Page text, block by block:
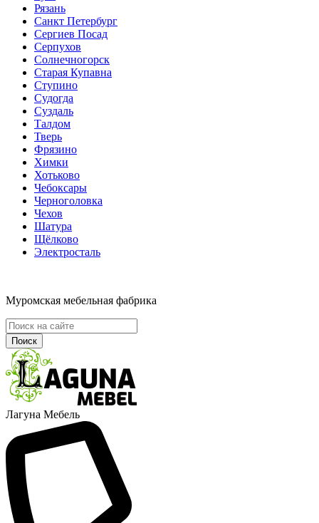
Рязань
Санкт Петербург
Сергиев Посад
Серпухов
Солнечногорск
Старая Купавна
Ступино
Судогда
Суздаль
Талдом
Тверь
Фрязино
Химки
Хотьково
Чебоксары
Черноголовка
Чехов
Шатура
Щёлково
Электросталь
Муромская мебельная фабрика
Поиск
Лагуна Мебель